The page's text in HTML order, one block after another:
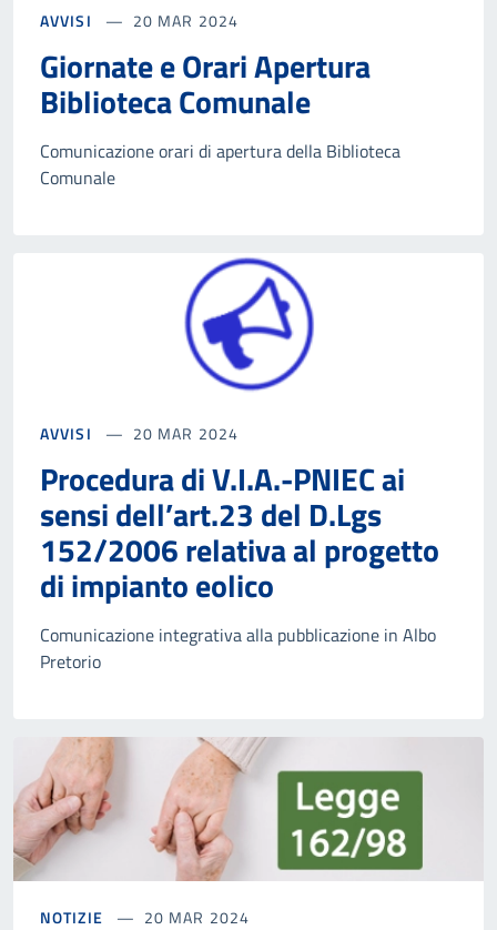
AVVISI 20 MAR 2024
Giornate e Orari Apertura
Biblioteca Comunale
Comunicazione orari di apertura della Biblioteca
Comunale
AVVISI 20 MAR 2024
Procedura di V.I.A.-PNIEC ai
sensi dell’art.23 del D.Lgs
152/2006 relativa al progetto
di impianto eolico
Comunicazione integrativa alla pubblicazione in Albo
Pretorio
NOTIZIE 20 MAR 2024